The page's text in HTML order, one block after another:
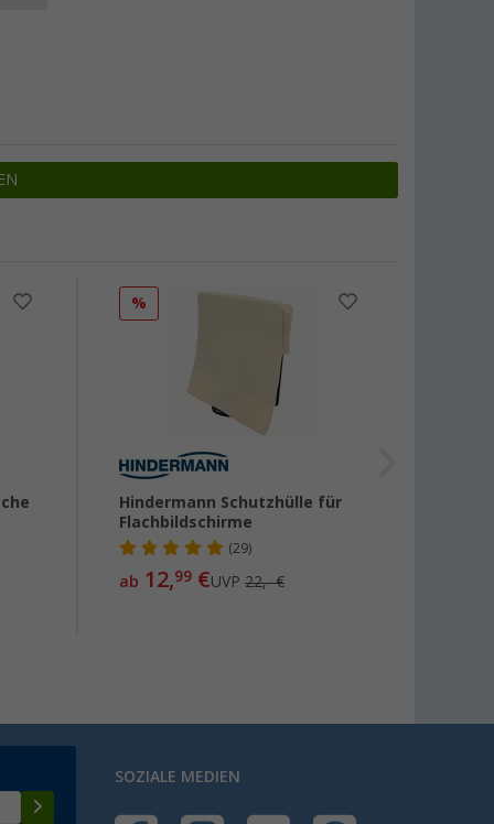
%
Hindermann Schutzhülle für
Flachbildschirme
(29)
ab 12,99€UVP 22,- €
SOZIALE MEDIEN